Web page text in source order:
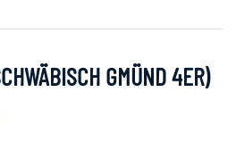
GMÜND 4ER)